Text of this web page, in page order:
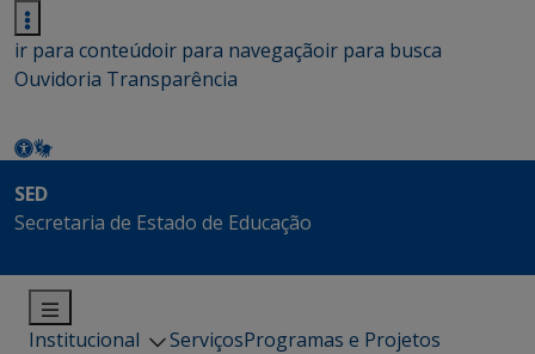
ir para conteúdoir para navegaçãoir para busca
Ouvidoria Transparência
SED
Secretaria de Estado de Educação
Institucional ServiçosProgramas e Projetos